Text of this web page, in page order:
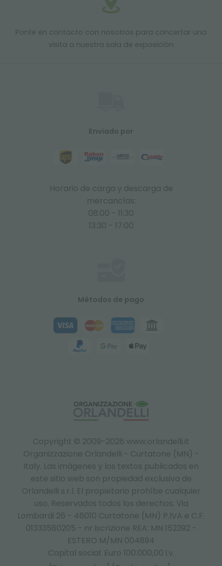
Ponte en contacto con nosotros para concertar una
visita a nuestra sala de exposición
Copyright © 2009-2026 www.orlandelli.it
Organizzazione Orlandelli - Curtatone (MN) -
Italy. Las imágenes y los textos publicados en
este sitio web son propiedad exclusiva de
Orlandelli s.r.l. El propietario prohíbe cualquier
uso. Reservados todos los derechos. Via
Lombardi 26 - 46010 Curtatone (MN) P.IVA e C.F.
01333580205 - nr iscrizione REA: MN 152392 -
ESTERO M/MN 004894
Capital social: Euro 100.000,00 i.v.
Enviado por
Horario de carga y descarga de
mercancías:
08:00 - 11:30
13:30 - 17:00
Métodos de pago